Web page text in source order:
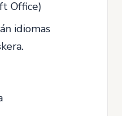
Office)
idiomas